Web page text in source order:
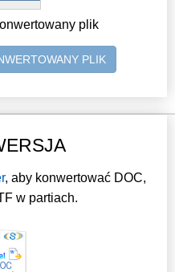
plik
PLIK
, aby konwertować DOC,
w partiach.